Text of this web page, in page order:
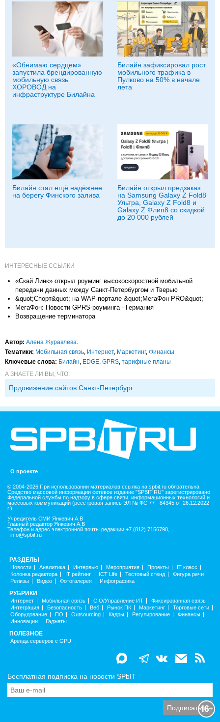
«Обнимаю сердцем»
запустила брендированную
мобильную связь
ХОРОВОД на
инфраструктуре Билайна
Билайн зафиксировал рост
мобильного трафика в
Пулково на 50% в начале
лета
Билайн стал ещё надёжнее
на берегу Финского залива
Билайн открыл предзаказ
на Samsung Galaxy Z Fold8
Ультра, Galaxy Z Fold8 и
Galaxy Z Флип8 со скидкой
до 20 000 рублей
ИНТЕРЕСНЫЕ ССЫЛКИ
«Скай Линк» открыл роуминг высокоскоростной мобильной
передачи данных между Санкт-Петербургом и Тверью
&quot;Спорт&quot; на WAP-портале &quot;МегаФон PRO&quot;
МегаФон: Новости GPRS-роуминга - Германия
Возвращение терминатора
Автор: Алена Журавлева
Тематики: Мобильная связь Интернет, Маркетинг, Финансы
Ключевые слова: Билайн EDGE GPRS тарифные планы
А ЗНАЕТЕ ЛИ ВЫ, ЧТО:
Прдовижение сайтов Санкт-Петербург
О проекте
© 2004-2026 При использовании материалов ссылка на spbit.ru обязательна
Средство массовой информации сетевое издание "SPBIT.RU" зарегистрировано
Федеральной службы по надзору в сфере связи, информационных технологий и
массовых коммуникаций (реестровая запись ЭЛ № ФС 77 - 84345 от 26.12.2022
г.).
Учредитель СМИ Янкевич А.В
Главный редактор Янкевич А.В
Телефон и адрес электронной почты редакции +7 (812) 7156798,
info@spbit.ru
РАЗДЕЛЫ
Новости Аналитика Интервью Мероприятия Проекты
IT класс
Колонка редактора
IT рейтинг ICT Life Тестовый стенд
Фигура речи
Релизы
Видео Фотогалерея Инфографика
РУБРИКИ
Интернет Мобильная связь CIO/Управление ИТ
Фиксированная связь
Интеграция
Безопасность Веб Рынок ПК Маркетинг
Торговые сети
Оборудование
ПО Outsourcing Кадры Регулирование
Финансы
Инновации
Гаджеты
ПОЛЕЗНОЕ
Аренда серверов с GPU
Бесплатная подписка на новости SPbIT